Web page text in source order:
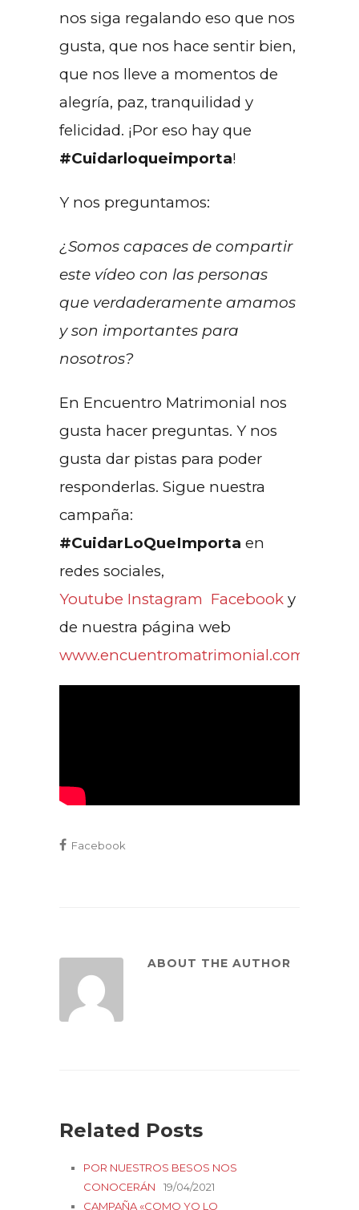
nos siga regalando eso que nos
gusta, que nos hace sentir bien,
que nos lleve a momentos de
alegría, paz, tranquilidad y
felicidad. ¡Por eso hay que
#Cuidarloqueimporta!
Y nos preguntamos:
¿Somos capaces de compartir
este vídeo con las personas
que verdaderamente amamos
y son importantes para
nosotros?
En Encuentro Matrimonial nos
gusta hacer preguntas. Y nos
gusta dar pistas para poder
responderlas. Sigue nuestra
campaña:
#CuidarLoQueImporta en
redes sociales,
Youtube Instagram Facebook y
de nuestra página web
www.encuentromatrimonial.com
Facebook
ABOUT THE AUTHOR
Related Posts
POR NUESTROS BESOS NOS
CONOCERÁN
19/04/2021
CAMPAÑA «COMO YO LO